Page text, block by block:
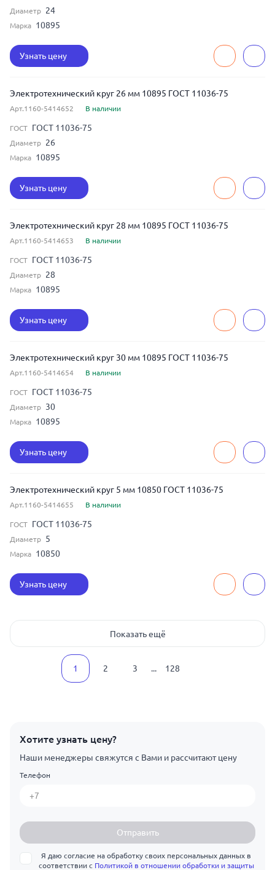
Диаметр 24
Марка 10895
Узнать цену
Электротехнический круг 26 мм 10895 ГОСТ 11036-75
Арт.1160-5414652 В наличии
ГОСТ ГОСТ 11036-75
Диаметр 26
Марка 10895
Узнать цену
Электротехнический круг 28 мм 10895 ГОСТ 11036-75
Арт.1160-5414653 В наличии
ГОСТ ГОСТ 11036-75
Диаметр 28
Марка 10895
Узнать цену
Электротехнический круг 30 мм 10895 ГОСТ 11036-75
Арт.1160-5414654 В наличии
ГОСТ ГОСТ 11036-75
Диаметр 30
Марка 10895
Узнать цену
Электротехнический круг 5 мм 10850 ГОСТ 11036-75
Арт.1160-5414655 В наличии
ГОСТ ГОСТ 11036-75
Диаметр 5
Марка 10850
Узнать цену
Показать ещё
1 2 3 ... 128
Хотите узнать цену?
Наши менеджеры свяжутся с Вами и рассчитают цену
Телефон
Отправить
Я даю согласие на обработку своих персональных данных в
соответствии с Политикой в отношении обработки и защиты